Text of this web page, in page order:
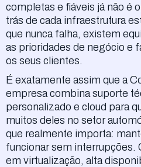
completas e fiáveis já não é
trás de cada infraestrutura
que nunca falha, existem
as prioridades de negócio e
os seus clientes.
É exatamente assim que a
empresa combina suporte
personalizado e cloud para
muitos deles no setor
que realmente importa:
funcionar sem interrupções.
em virtualização, alta